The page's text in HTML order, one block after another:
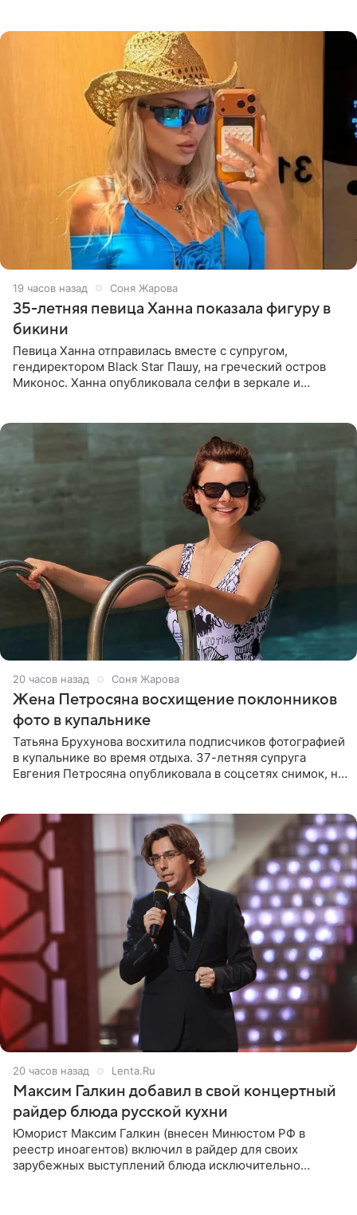
19 часов назад Соня Жарова
35-летняя певица Ханна показала фигуру в
бикини
Певица Ханна отправилась вместе с супругом,
гендиректором Black Star Пашу, на греческий остров
Миконос. Ханна опубликовала селфи в зеркале и
20 часов назад Соня Жарова
Жена Петросяна восхищение поклонников
фото в купальнике
Татьяна Брухунова восхитила подписчиков фотографией
в купальнике во время отдыха. 37-летняя супруга
Евгения Петросяна опубликовала в соцсетях снимок, на
20 часов назад Lenta.Ru
Максим Галкин добавил в свой концертный
райдер блюда русской кухни
Юморист Максим Галкин (внесен Минюстом РФ в
реестр иноагентов) включил в райдер для своих
зарубежных выступлений блюда исключительно